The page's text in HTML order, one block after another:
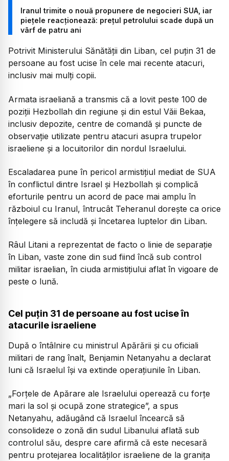
Iranul trimite o nouă propunere de negocieri SUA, iar
piețele reacționează: prețul petrolului scade după un
vârf de patru ani
Potrivit Ministerului Sănătății din Liban, cel puțin 31 de
persoane au fost ucise în cele mai recente atacuri,
inclusiv mai mulți copii.
Armata israeliană a transmis că a lovit peste 100 de
poziții Hezbollah din regiune și din estul Văii Bekaa,
inclusiv depozite, centre de comandă și puncte de
observație utilizate pentru atacuri asupra trupelor
israeliene și a locuitorilor din nordul Israelului.
Escaladarea pune în pericol armistițiul mediat de SUA
în conflictul dintre Israel și Hezbollah și complică
eforturile pentru un acord de pace mai amplu în
războiul cu Iranul, întrucât Teheranul dorește ca orice
înțelegere să includă și încetarea luptelor din Liban.
Râul Litani a reprezentat de facto o linie de separație
în Liban, vaste zone din sud fiind încă sub control
militar israelian, în ciuda armistițiului aflat în vigoare de
peste o lună.
Cel puțin 31 de persoane au fost ucise în
atacurile israeliene
După o întâlnire cu ministrul Apărării și cu oficiali
militari de rang înalt, Benjamin Netanyahu a declarat
luni că Israelul își va extinde operațiunile în Liban.
„Forțele de Apărare ale Israelului operează cu forțe
mari la sol și ocupă zone strategice”, a spus
Netanyahu, adăugând că Israelul încearcă să
consolideze o zonă din sudul Libanului aflată sub
controlul său, despre care afirmă că este necesară
pentru protejarea localităților israeliene de la granița